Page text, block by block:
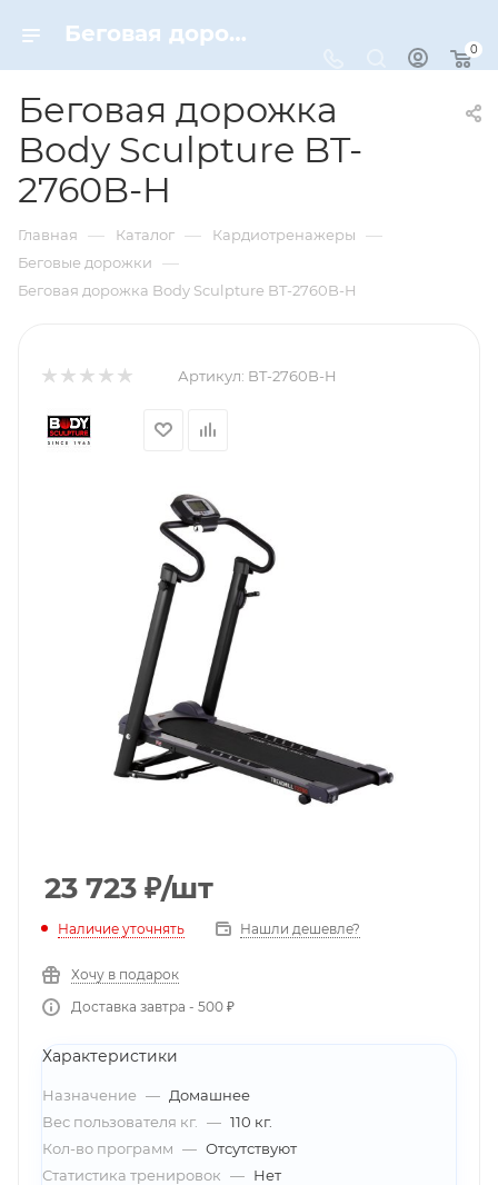
Беговая дорожка Body Sculpture BT-2760B-H – купить по цене 23723 руб. в интернет-магазине Dynamic-Sport
0
Беговая дорожка
Body Sculpture BT-
2760B-H
Главная — Каталог — Кардиотренажеры —
Беговые дорожки —
Беговая дорожка Body Sculpture BT-2760B-H
Артикул: BT-2760B-H
23 723 ₽/шт
Наличие уточнять Нашли дешевле?
Хочу в подарок
Доставка завтра - 500 ₽
Характеристики
Назначение — Домашнее
Вес пользователя кг.
— 110 кг.
Кол-во программ — Отсутствуют
Статистика тренировок — Нет